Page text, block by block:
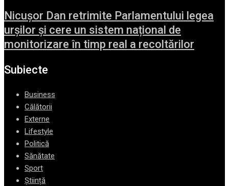
Nicușor Dan retrimite Parlamentului legea
urșilor și cere un sistem național de
monitorizare în timp real a recoltărilor
Subiecte
Business
Călătorii
Externe
Lifestyle
Politică
Sănătate
Sport
Știință